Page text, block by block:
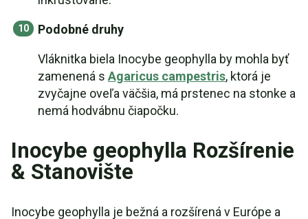
Podobné druhy
Vláknitka biela Inocybe geophylla by mohla byť
zamenená s Agaricus campestris, ktorá je
zvyčajne oveľa väčšia, má prstenec na stonke a
nemá hodvábnu čiapočku.
Inocybe geophylla Rozšírenie
& Stanovište
Inocybe geophylla je bežná a rozšírená v Európe a